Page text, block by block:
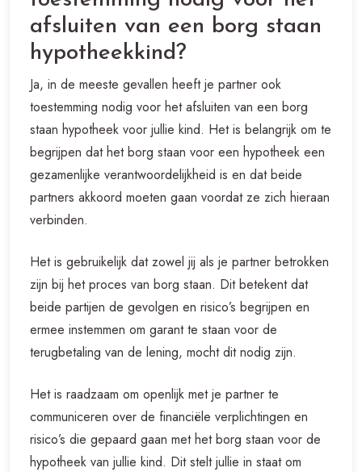
afsluiten van een borg staan
hypotheekkind?
Ja, in de meeste gevallen heeft je partner ook
toestemming nodig voor het afsluiten van een borg
staan hypotheek voor jullie kind. Het is belangrijk om te
begrijpen dat het borg staan voor een hypotheek een
gezamenlijke verantwoordelijkheid is en dat beide
partners akkoord moeten gaan voordat ze zich hieraan
verbinden.
Het is gebruikelijk dat zowel jij als je partner betrokken
zijn bij het proces van borg staan. Dit betekent dat
beide partijen de gevolgen en risico’s begrijpen en
ermee instemmen om garant te staan voor de
terugbetaling van de lening, mocht dit nodig zijn.
Het is raadzaam om openlijk met je partner te
communiceren over de financiële verplichtingen en
risico’s die gepaard gaan met het borg staan voor de
hypotheek van jullie kind. Dit stelt jullie in staat om